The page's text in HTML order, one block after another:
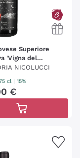
Superiore
'Vigna del
Nicolucci
NICOLUCCI
cl | 15%
€